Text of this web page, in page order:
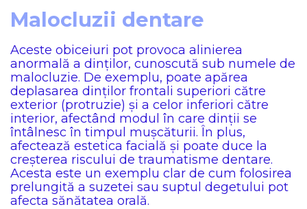
Malocluzii dentare
Aceste obiceiuri pot provoca alinierea
anormală a dinților, cunoscută sub numele de
malocluzie. De exemplu, poate apărea
deplasarea dinților frontali superiori către
exterior (protruzie) și a celor inferiori către
interior, afectând modul în care dinții se
întâlnesc în timpul mușcăturii. În plus,
afectează estetica facială și poate duce la
creșterea riscului de traumatisme dentare.
Acesta este un exemplu clar de cum folosirea
prelungită a suzetei sau suptul degetului pot
afecta sănătatea orală.